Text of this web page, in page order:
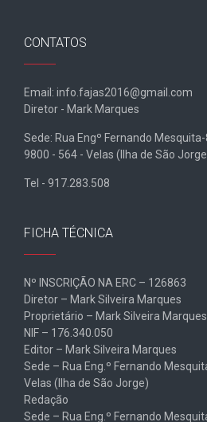
CONTATOS
Email: info.fajas2016@gmail.com
Diretor - Mark Marques
Sede: Rua Engº Fernando Mesquita-
9800 - 564 - Velas (Ilha de São
Tel - 917.283.508
FICHA TÉCNICA
Nº INSCRIÇÃO NA ERC – 126863
Diretor – Mark Silveira Marques
Proprietário – Mark Silveira Marques
NIF – 176.340.050
Editor – Mark Silveira Marques
Sede – Rua Eng.º Fernando
Velas (Ilha de São Jorge)
Redação
Sede – Rua Eng.º Fernando